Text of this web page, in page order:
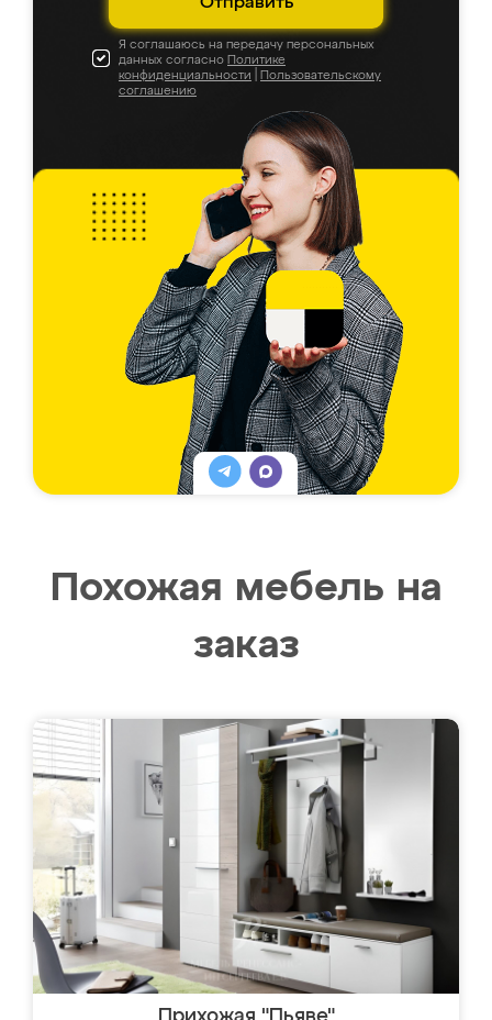
Я соглашаюсь на передачу персональных
данных согласно Политике
конфиденциальности
Пользовательскому
соглашению
Похожая мебель на
заказ